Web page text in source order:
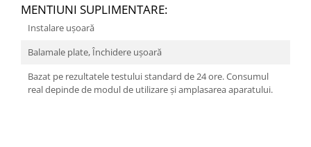
MENTIUNI SUPLIMENTARE:
Instalare uşoară
Balamale plate, Închidere ușoară
Bazat pe rezultatele testului standard de 24 ore. Consumul
real depinde de modul de utilizare şi amplasarea aparatului.